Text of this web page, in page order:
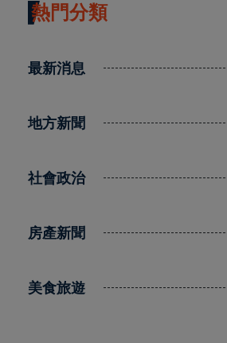
熱門分類
最新消息
地方新聞
社會政治
房產新聞
美食旅遊